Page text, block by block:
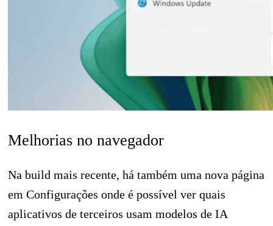
Melhorias no navegador
Na build mais recente, há também uma nova página
em Configurações onde é possível ver quais
aplicativos de terceiros usam modelos de IA